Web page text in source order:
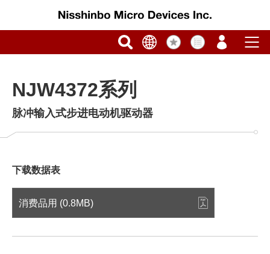
NJW4372系列
脉冲输入式步进电动机驱动器
下载数据表
消费品用 (0.8MB)